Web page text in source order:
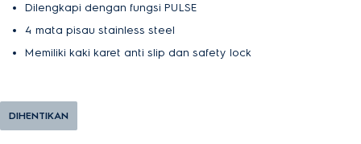
Dilengkapi dengan fungsi PULSE
4 mata pisau stainless steel
Memiliki kaki karet anti slip dan safety lock
DIHENTIKAN